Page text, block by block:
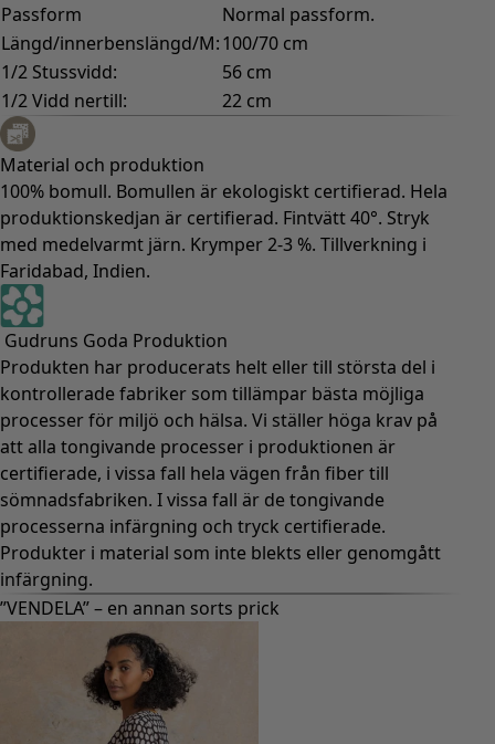
Passform
Normal passform.
Längd/innerbenslängd/M:100/70 cm
1/2 Stussvidd:
56 cm
1/2 Vidd nertill:
22 cm
Material och produktion
100% bomull. Bomullen är ekologiskt certifierad. Hela
produktionskedjan är certifierad. Fintvätt 40°. Stryk
med medelvarmt järn. Krymper 2-3 %. Tillverkning i
Faridabad, Indien.
Gudruns Goda Produktion
Produkten har producerats helt eller till största del i
kontrollerade fabriker som tillämpar bästa möjliga
processer för miljö och hälsa. Vi ställer höga krav på
att alla tongivande processer i produktionen är
certifierade, i vissa fall hela vägen från fiber till
sömnadsfabriken. I vissa fall är de tongivande
processerna infärgning och tryck certifierade.
Produkter i material som inte blekts eller genomgått
infärgning.
”VENDELA” – en annan sorts prick